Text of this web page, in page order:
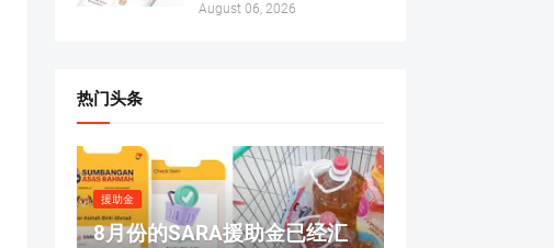
August 06, 2026
热门头条
援助金
8月份的SARA援助金已经汇